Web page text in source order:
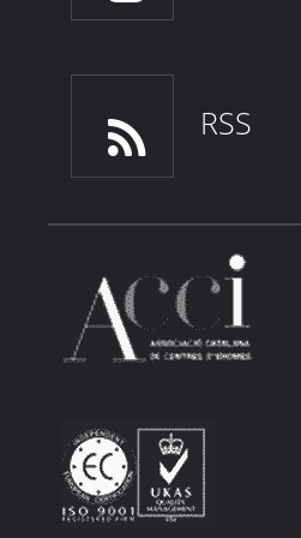
RSS